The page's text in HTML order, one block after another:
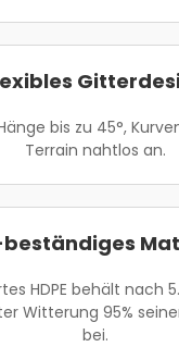
bis zu 45°,
Terrain nahtlos an.
beständiges
HDPE behält nach
Witterung 95%
bei.